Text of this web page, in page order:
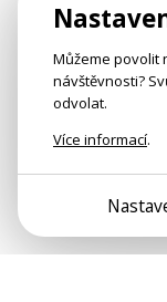
Můžeme povolit
návštěvnosti?
odvolat.
Více informací.